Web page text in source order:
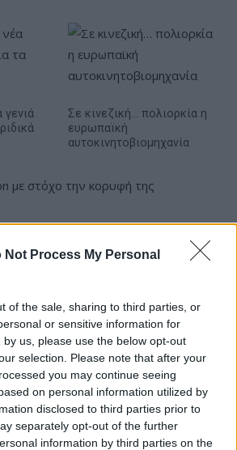
Not Process My Personal
of the sale, sharing to third parties, or
or sensitive information for
us, please use the below opt-out
selection. Please note that after your
you may continue seeing
on personal information utilized by
disclosed to third parties prior to
separately opt-out of the further
information by third parties on the
Σε κινεζική… πολιορκία η
ευρωπαϊκή
αυτοκινητοβιομηχανία
Ο Γιάννης Αγραβάνης στον
Βίκο Ιωαννίνων